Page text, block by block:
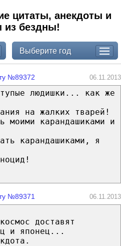
цитаты, анекдоты и
из бездны!
Выберите год
№89372 06.11.2013
людишки... как же
на жалких тварей!
моими карандашиками и
карандашиками, я
№89371 06.11.2013
доставят
и японец...